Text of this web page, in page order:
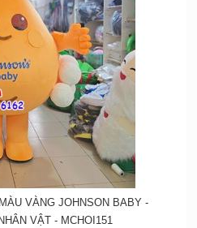
VÀNG JOHNSON BABY -
VẬT - MCHOI151